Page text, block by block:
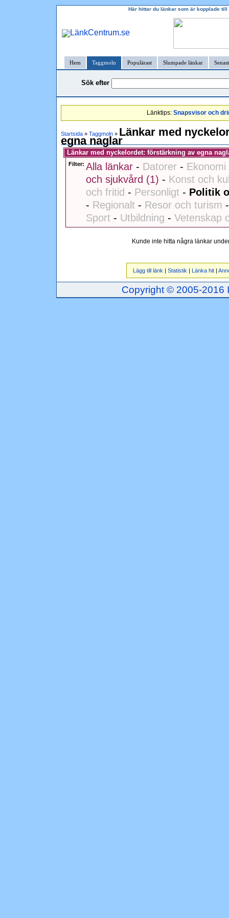
Här hittar du länkar som är kopplade
Hem Taggmoln Populärast Slumpade länkar
Sök efter
Länktips: Snapsvisor och
Startsida » Taggmoln » Länkar med
egna naglar
Länkar med nyckelordet: förstärkning av egna
Filter: Alla länkar - Datorer -
och sjukvård (1) - Konst och
och fritid - Personligt - Politik
- Regionalt - Resor och turism
Sport - Utbildning - Vetenskap
Kunde inte hitta några länkar
Lägg till länk | Statistik | Länka hit|
Copyright © 2005-2016